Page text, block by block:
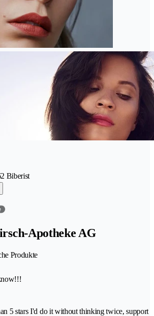
Biberist
Apotheke AG
Produkte
5 stars I'd do it without thinking twice, support